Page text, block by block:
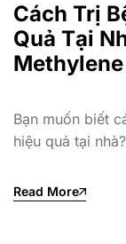
Cách Trị
Quả Tại
Methylene
Bạn muốn biết
hiệu quả tại
Read More